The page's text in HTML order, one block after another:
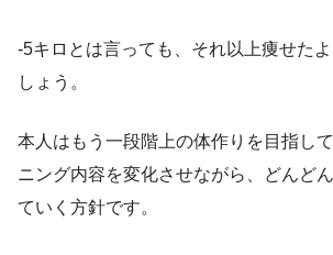
-5キロとは言っても、それ以上痩せた
しょう。
本人はもう一段階上の体作りを目指し
ニング内容を変化させながら、どんど
ていく方針です。